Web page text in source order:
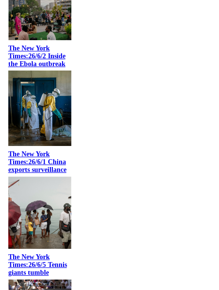
The New York
Times:26/6/2 Inside
the Ebola outbreak
The New York
Times:26/6/1 China
exports surveillance
The New York
Times:26/6/5 Tennis
giants tumble